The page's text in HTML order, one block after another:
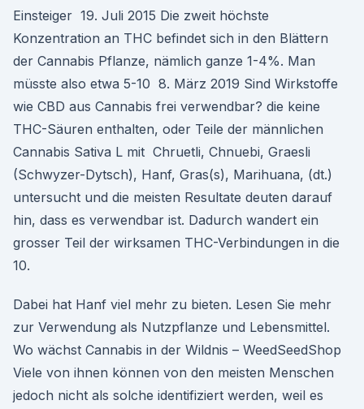
Einsteiger 19. Juli 2015 Die zweit höchste
Konzentration an THC befindet sich in den Blättern
der Cannabis Pflanze, nämlich ganze 1-4%. Man
müsste also etwa 5-10 8. März 2019 Sind Wirkstoffe
wie CBD aus Cannabis frei verwendbar? die keine
THC-Säuren enthalten, oder Teile der männlichen
Cannabis Sativa L mit Chruetli, Chnuebi, Graesli
(Schwyzer-Dytsch), Hanf, Gras(s), Marihuana, (dt.)
untersucht und die meisten Resultate deuten darauf
hin, dass es verwendbar ist. Dadurch wandert ein
grosser Teil der wirksamen THC-Verbindungen in die
10.
Dabei hat Hanf viel mehr zu bieten. Lesen Sie mehr
zur Verwendung als Nutzpflanze und Lebensmittel.
Wo wächst Cannabis in der Wildnis – WeedSeedShop
Viele von ihnen können von den meisten Menschen
jedoch nicht als solche identifiziert werden, weil es